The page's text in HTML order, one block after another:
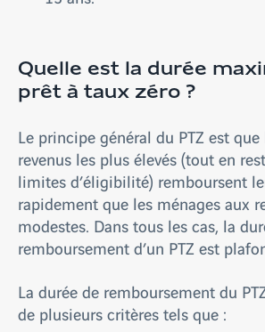
Quelle est la durée
prêt à taux zéro ?
Le principe général du PTZ est
revenus les plus élevés (tout en
limites d’éligibilité) remboursent
rapidement que les ménages aux
modestes. Dans tous les cas, la
remboursement d’un PTZ est
La durée de remboursement du
de plusieurs critères tels que :